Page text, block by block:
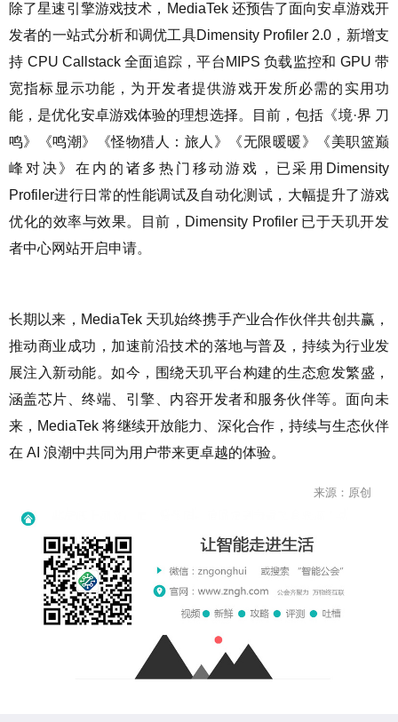
除了星速引擎游戏技术，MediaTek 还预告了面向安卓游戏开
发者的一站式分析和调优工具Dimensity Profiler 2.0，新增支
持 CPU Callstack 全面追踪，平台MIPS 负载监控和 GPU 带
宽指标显示功能，为开发者提供游戏开发所必需的实用功
能，是优化安卓游戏体验的理想选择。目前，包括《境·界 刀
鸣》《鸣潮》《怪物猎人：旅人》《无限暖暖》《美职篮巅
峰对决》在内的诸多热门移动游戏，已采用Dimensity
Profiler进行日常的性能调试及自动化测试，大幅提升了游戏
优化的效率与效果。目前，Dimensity Profiler 已于天玑开发
者中心网站开启申请。
长期以来，MediaTek 天玑始终携手产业合作伙伴共创共赢，
推动商业成功，加速前沿技术的落地与普及，持续为行业发
展注入新动能。如今，围绕天玑平台构建的生态愈发繁盛，
涵盖芯片、终端、引擎、内容开发者和服务伙伴等。面向未
来，MediaTek 将继续开放能力、深化合作，持续与生态伙伴
在 AI 浪潮中共同为用户带来更卓越的体验。
来源：原创